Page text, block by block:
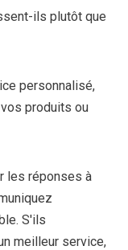
ils plutôt que
personnalisé,
produits ou
les réponses à
S'ils
meilleur service,